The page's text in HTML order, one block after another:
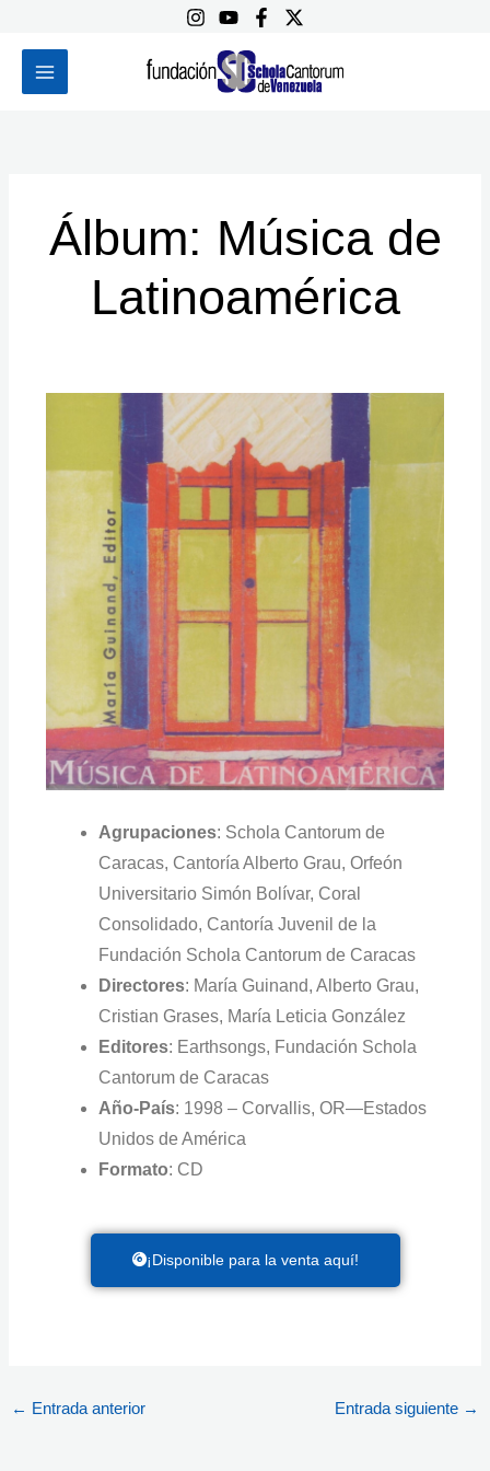
contenido
Álbum: Música de
Latinoamérica
Agrupaciones: Schola Cantorum de
Caracas, Cantoría Alberto Grau, Orfeón
Universitario Simón Bolívar, Coral
Consolidado, Cantoría Juvenil de la
Fundación Schola Cantorum de Caracas
Directores: María Guinand, Alberto Grau,
Cristian Grases, María Leticia González
Editores: Earthsongs, Fundación Schola
Cantorum de Caracas
Año-País: 1998 – Corvallis, OR—Estados
Unidos de América
Formato: CD
¡Disponible para la venta aquí!
← Entrada anterior Entrada siguiente →